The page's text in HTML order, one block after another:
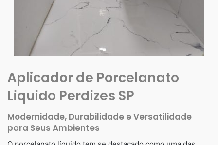
Aplicador de Porcelanato
Liquido Perdizes SP
Modernidade, Durabilidade e Versatilidade
para Seus Ambientes